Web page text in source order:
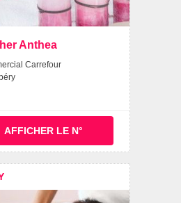
Anthea
Carrefour
AFFICHER LE N°